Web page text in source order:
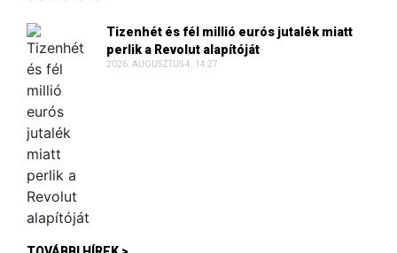
Tizenhét és fél millió eurós jutalék miatt
perlik a Revolut alapítóját
2026. AUGUSZTUS 4. 14:27